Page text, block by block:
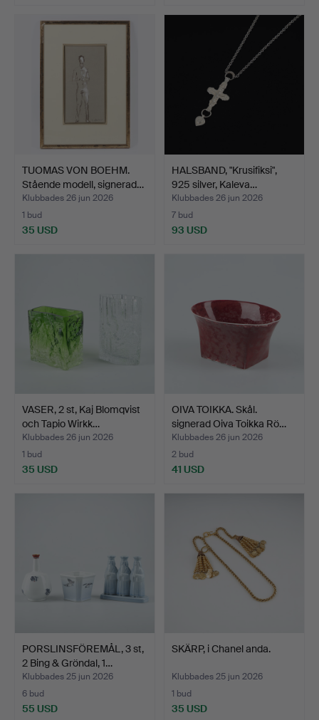
TUOMAS VON BOEHM.
Stående modell, signerad…
Klubbades 26 jun 2026
1 bud
35 USD
HALSBAND, "Krusifiksi",
925 silver, Kaleva…
Klubbades 26 jun 2026
7 bud
93 USD
VASER, 2 st, Kaj Blomqvist
och Tapio Wirkk…
Klubbades 26 jun 2026
1 bud
35 USD
OIVA TOIKKA. Skål.
signerad Oiva Toikka Rö…
Klubbades 26 jun 2026
2 bud
41 USD
PORSLINSFÖREMÅL, 3 st,
2 Bing & Gröndal, 1…
Klubbades 25 jun 2026
6 bud
55 USD
SKÄRP, i Chanel anda.
Klubbades 25 jun 2026
1 bud
35 USD